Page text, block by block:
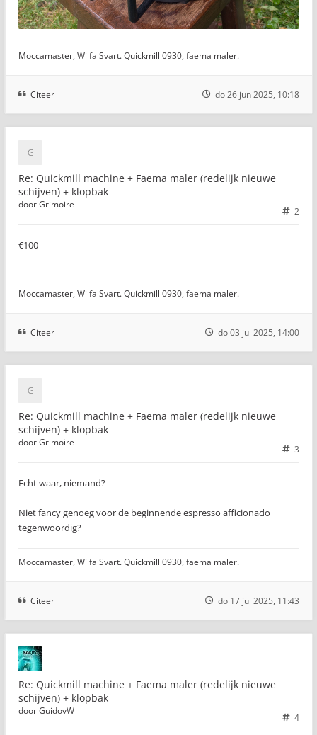
Moccamaster, Wilfa Svart. Quickmill 0930, faema maler.
Citeer do 26 jun 2025, 10:18
Re: Quickmill machine + Faema maler (redelijk nieuwe
schijven) + klopbak
2
doorGrimoire
€100
Moccamaster, Wilfa Svart. Quickmill 0930, faema maler.
Citeer do 03 jul 2025, 14:00
Re: Quickmill machine + Faema maler (redelijk nieuwe
schijven) + klopbak
3
doorGrimoire
Echt waar, niemand?
Niet fancy genoeg voor de beginnende espresso afficionado
tegenwoordig?
Moccamaster, Wilfa Svart. Quickmill 0930, faema maler.
Citeer do 17 jul 2025, 11:43
Re: Quickmill machine + Faema maler (redelijk nieuwe
schijven) + klopbak
4
doorGuidovW